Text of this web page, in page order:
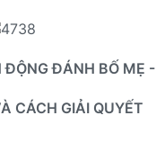
ĐỘNG ĐÁNH BỐ MẸ -
CÁCH GIẢI QUYẾT